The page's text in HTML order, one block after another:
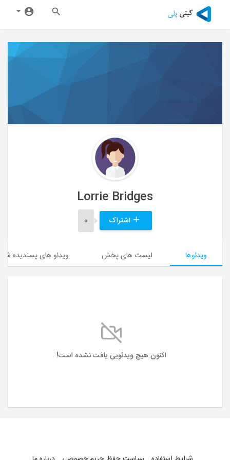
Lorrie Bridges
اشتراک 0
ویدئوها لیست های پخش ویدئو های پسندیده
اکنون هیچ ویدئویی یافت نشده است!